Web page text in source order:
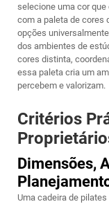
selecione uma cor
com a paleta de cores
opções
dos ambientes de
cores distinta,
essa paleta cria um
percebem e valorizam.
Critérios
Dimensões,
Uma cadeira de